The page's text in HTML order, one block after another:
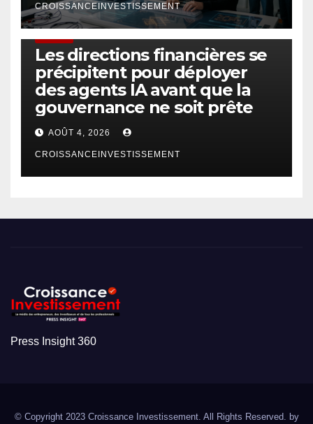
CROISSANCEINVESTISSEMENT
Les directions financières se
précipitent pour déployer
des agents IA avant que la
gouvernance ne soit prête
AOÛT 4, 2026
CROISSANCEINVESTISSEMENT
Press Insight 360
© Copyright 2023 Croissance Investissement. All Rights Reserved. by